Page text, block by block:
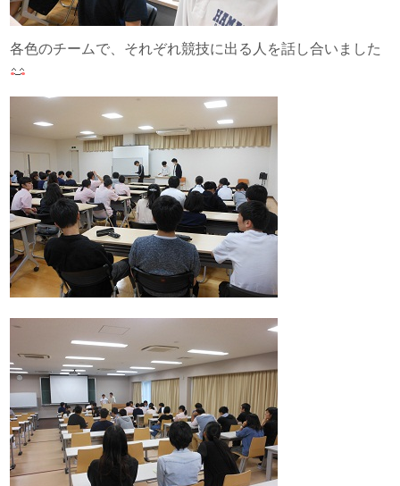
各色のチームで、それぞれ競技に出る人を話し合いました